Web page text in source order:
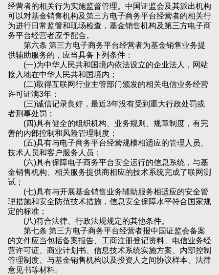
经营者的相关行为实施监督管理。中国证监会及其派出机构
可以对基金销售机构及第三方电子商务平台经营者的相关行
为进行日常监管和现场检查，基金销售机构及第三方电子商
务平台经营者应予配合。
第六条 第三方电子商务平台经营者为基金销售业务提
供辅助服务的，应当具备下列条件：
(一)为中华人民共和国境内依法设立的企业法人，网站
接入地在中华人民共和国境内；
(二)取得互联网行业主管部门颁发的相关电信业务经营
许可证满3年；
(三)诚信记录良好，最近3年没有受到重大行政处罚或
者刑事处罚；
(四)具有健全的组织机构、业务规则、规章制度，有完
善的内部控制和风险管理制度；
(五)具有与电子商务平台经营规模相适应的管理人员、
技术人员和客户服务人员；
(六)具有保障电子商务平台安全运行的信息系统，与基
金销售机构、相关服务提供商相应的技术系统完成了联网测
试；
(七)具有与开展基金销售业务辅助服务相适应的安全管
理措施和安全防范技术措施，信息安全保障水平符合国家规
定的标准；
(八)符合法律、行政法规规定的其他条件。
第七条 第三方电子商务平台经营者报中国证监会备案
的文件应当包括备案报告、工商注册登记资料、电信业务经
营许可证、商业计划书、信息技术系统实施方案、内部控制
管理制度、与基金销售机构以及投资人之间协议样本、法律
意见书等材料。